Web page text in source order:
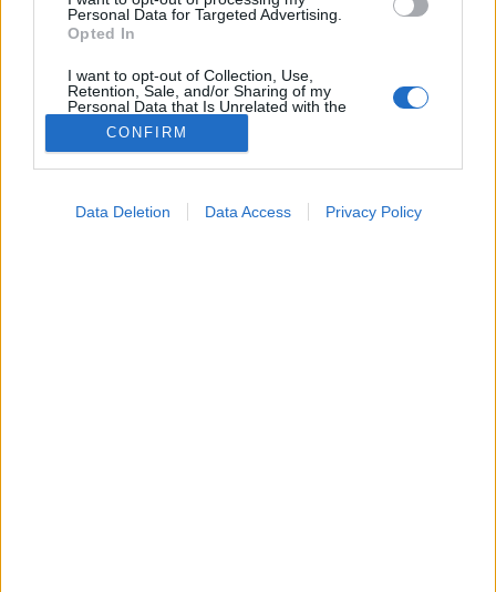
Personal Data for Targeted Advertising.
Opted In
I want to opt-out of Collection, Use,
Retention, Sale, and/or Sharing of my
Personal Data that Is Unrelated with the
Purposes for which it was collected.
Opted Out
CONFIRM
Data Deletion Data Access Privacy Policy
Prevenció
Hírek
Kisállatok egészsége
#influenza#cukorbetegség
#orvosmeteorológia#vérnyomás
#pajzsmirigy#reflux#ekcéma#herpesz